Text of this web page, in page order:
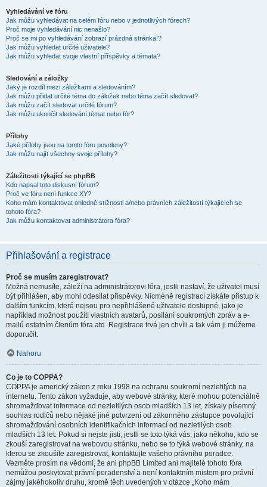
Vyhledávání ve fóru
Jak můžu vyhledávat na celém fóru nebo v jednotlivých fórech?
Proč moje vyhledávání nic nenašlo?
Proč se mi po vyhledávání zobrazí prázdná stránka!?
Jak můžu vyhledat určité uživatele?
Jak můžu vyhledat svoje vlastní příspěvky a témata?
Sledování a záložky
Jaký je rozdíl mezi záložkami a sledováním?
Jak můžu přidat určité téma do záložek nebo téma začít sledovat?
Jak můžu začít sledovat určité fórum?
Jak můžu ukončit sledování témat nebo fór?
Přílohy
Jaké přílohy jsou na tomto fóru povoleny?
Jak můžu najít všechny svoje přílohy?
Záležitosti týkající se phpBB
Kdo napsal toto diskusní fórum?
Proč ve fóru není funkce XY?
Koho mám kontaktovat ohledně stížnosti a/nebo právních záležitostí týkajících se
tohoto fóra?
Jak můžu kontaktovat administrátora fóra?
Přihlašování a registrace
Proč se musím zaregistrovat?
Možná nemusíte, záleží na administrátorovi fóra, jestli nastaví, že uživatel musí
být přihlášen, aby mohl odesílat příspěvky. Nicméně registrací získáte přístup k
dalším funkcím, které nejsou pro nepřihlášené uživatele dostupné, jako je
například možnost použití vlastních avatarů, posílání soukromých zpráv a e-
mailů ostatním členům fóra atd. Registrace trvá jen chvíli a tak vám ji můžeme
doporučit.
Nahoru
Co je to COPPA?
COPPA je americký zákon z roku 1998 na ochranu soukromí nezletilých na
internetu. Tento zákon vyžaduje, aby webové stránky, které mohou potenciálně
shromažďovat informace od nezletilých osob mladších 13 let, získaly písemný
souhlas rodičů nebo nějaké jiné potvrzení od zákonného zástupce povolující
shromažďování osobních identifikačních informací od nezletilých osob
mladších 13 let. Pokud si nejste jisti, jestli se toto týká vás, jako někoho, kdo se
zkouší zaregistrovat na webovou stránku, nebo se to týká webové stránky, na
kterou se zkoušíte zaregistrovat, kontaktujte vašeho právního poradce.
Vezměte prosím na vědomí, že ani phpBB Limited ani majitelé tohoto fóra
nemůžou poskytovat právní poradenství a není kontaktním místem pro právní
zájmy jakéhokoliv druhu, kromě těch uvedených v otázce „Koho mám